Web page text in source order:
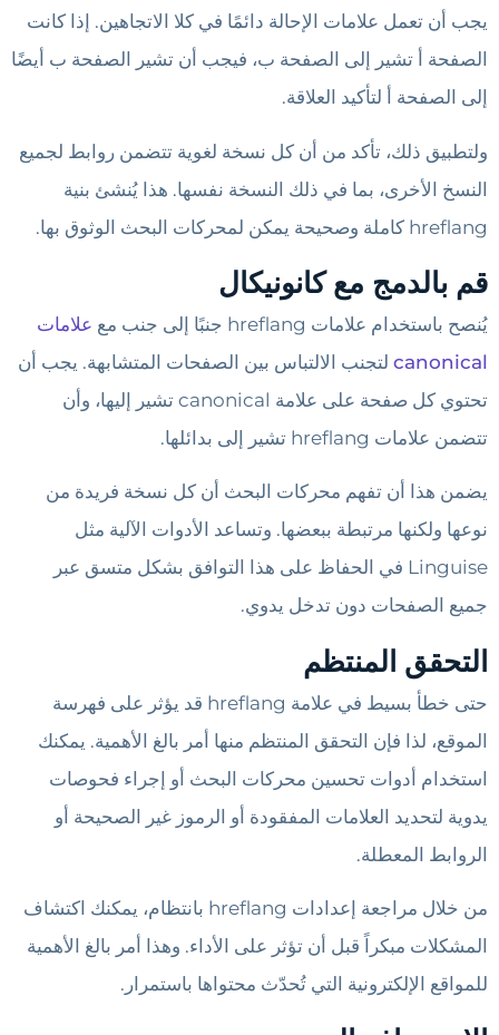
يجب أن تعمل علامات الإحالة دائمًا في كلا الاتجاهين. إذا كانت
الصفحة أ تشير إلى الصفحة ب، فيجب أن تشير الصفحة ب أيضًا
إلى الصفحة أ لتأكيد العلاقة.
ولتطبيق ذلك، تأكد من أن كل نسخة لغوية تتضمن روابط لجميع
النسخ الأخرى، بما في ذلك النسخة نفسها. هذا يُنشئ بنية
hreflang كاملة وصحيحة يمكن لمحركات البحث الوثوق بها.
قم بالدمج مع كانونيكال
يُنصح باستخدام علامات hreflang جنبًا إلى جنب مع
علامات
canonical لتجنب الالتباس بين الصفحات المتشابهة. يجب أن
تحتوي كل صفحة على علامة canonical تشير إليها، وأن
تتضمن علامات hreflang تشير إلى بدائلها.
يضمن هذا أن تفهم محركات البحث أن كل نسخة فريدة من
نوعها ولكنها مرتبطة ببعضها. وتساعد الأدوات الآلية مثل
Linguise في الحفاظ على هذا التوافق بشكل متسق عبر
جميع الصفحات دون تدخل يدوي.
التحقق المنتظم
حتى خطأ بسيط في علامة hreflang قد يؤثر على فهرسة
الموقع، لذا فإن التحقق المنتظم منها أمر بالغ الأهمية. يمكنك
استخدام أدوات تحسين محركات البحث أو إجراء فحوصات
يدوية لتحديد العلامات المفقودة أو الرموز غير الصحيحة أو
الروابط المعطلة.
من خلال مراجعة إعدادات hreflang بانتظام، يمكنك اكتشاف
المشكلات مبكراً قبل أن تؤثر على الأداء. وهذا أمر بالغ الأهمية
للمواقع الإلكترونية التي تُحدّث محتواها باستمرار.